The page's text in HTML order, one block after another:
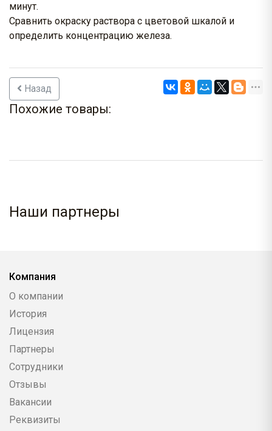
минут.
Сравнить окраску раствора с цветовой шкалой и
определить концентрацию железа.
Назад
Похожие товары:
Наши партнеры
Компания
О компании
История
Лицензия
Партнеры
Сотрудники
Отзывы
Вакансии
Реквизиты